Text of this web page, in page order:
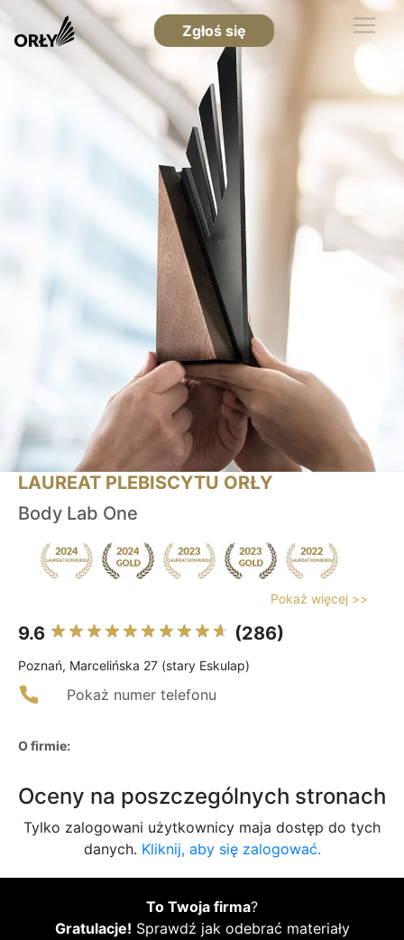
Zgłoś się
LAUREAT PLEBISCYTU ORŁY
Body Lab One
Pokaż więcej >>
9.6 (286)
Poznań, Marcelińska 27 (stary Eskulap)
Pokaż numer telefonu
O firmie:
Oceny na poszczególnych stronach
Tylko zalogowani użytkownicy maja dostęp do tych
danych. Kliknij, aby się zalogować.
To Twoja firma?
Gratulacje! Sprawdź jak odebrać materiały